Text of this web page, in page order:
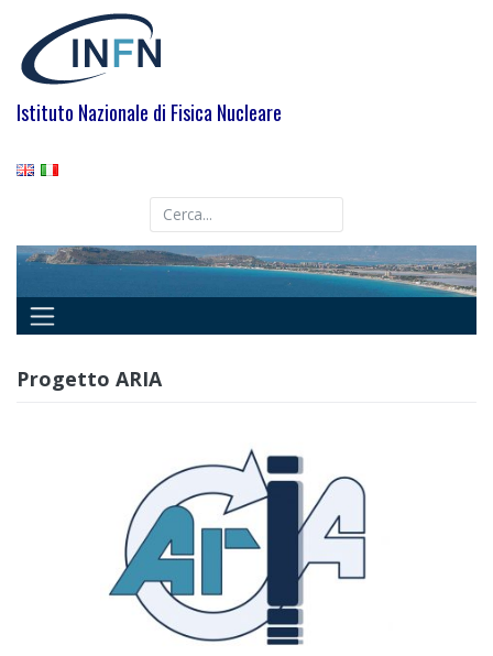
content
Istituto Nazionale di Fisica Nucleare
Progetto ARIA